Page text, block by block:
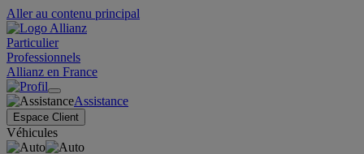
Aller au contenu principal
Particulier
Professionnels
Allianz en France
Assistance
Espace Client
Véhicules